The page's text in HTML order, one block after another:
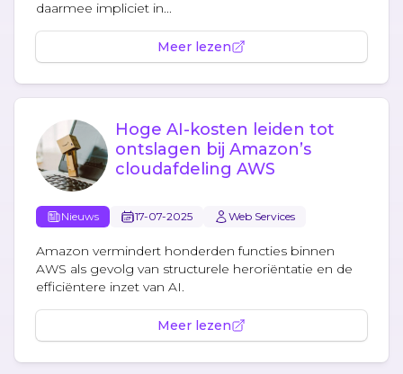
daarmee impliciet in...
Meer lezen
Hoge AI-kosten leiden tot
ontslagen bij Amazon’s
cloudafdeling AWS
Nieuws 17-07-2025 Web Services
Amazon vermindert honderden functies binnen
AWS als gevolg van structurele heroriëntatie en de
efficiëntere inzet van AI.
Meer lezen